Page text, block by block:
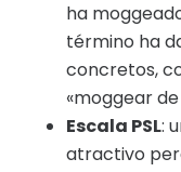
ha
término ha
concretos,
«moggear
Escala PSL:
atractivo